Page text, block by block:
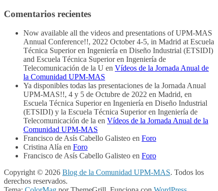
Comentarios recientes
Now available all the videos and presentations of UPM-MAS
Annual Conference!!, 2022 October 4-5, in Madrid at Escuela
Técnica Superior en Ingeniería en Diseño Industrial (ETSIDI)
and Escuela Técnica Superior en Ingeniería de
Telecomunicación de la U en Vídeos de la Jornada Anual de
la Comunidad UPM-MAS
Ya disponibles todas las presentaciones de la Jornada Anual
UPM-MAS!!, 4 y 5 de Octubre de 2022 en Madrid, en
Escuela Técnica Superior en Ingeniería en Diseño Industrial
(ETSIDI) y la Escuela Técnica Superior en Ingeniería de
Telecomunicación de la en Vídeos de la Jornada Anual de la
Comunidad UPM-MAS
Francisco de Asís Cabello Galisteo en Foro
Cristina Alía en Foro
Francisco de Asís Cabello Galisteo en Foro
Copyright © 2026 Blog de la Comunidad UPM-MAS. Todos los
derechos reservados.